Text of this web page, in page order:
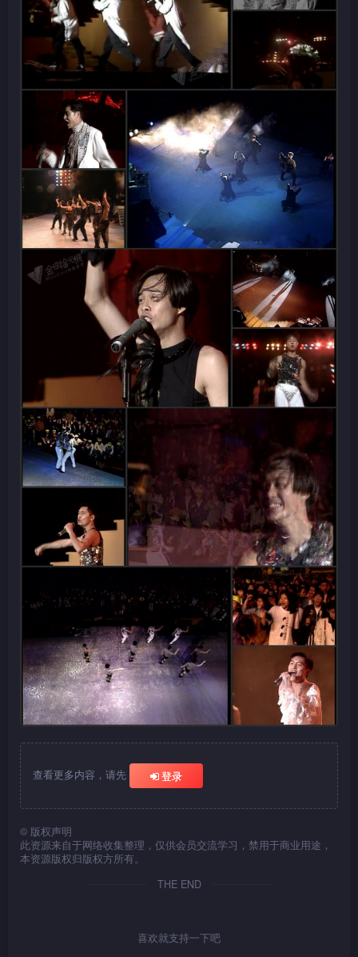
查看更多内容，请先 登录
© 版权声明
此资源来自于网络收集整理，仅供会员交流学习，禁用于商业用途，
本资源版权归版权方所有。
THE END
喜欢就支持一下吧